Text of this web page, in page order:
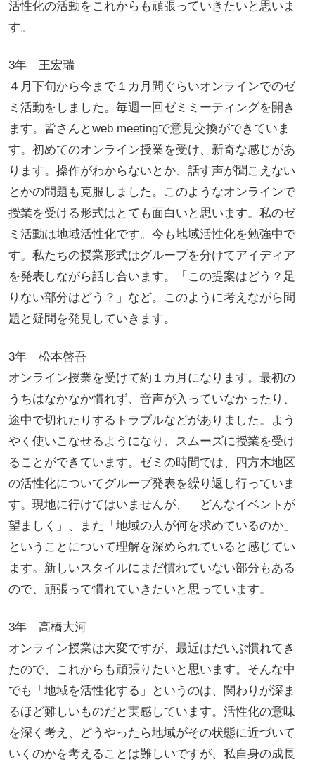
活性化の活動をこれからも頑張っていきたいと思いま
す。
3年 王宏瑞
４月下旬から今まで１カ月間ぐらいオンラインでのゼ
ミ活動をしました。毎週一回ゼミミーティングを開き
ます。皆さんとweb meetingで意見交換ができていま
す。初めてのオンライン授業を受け、新奇な感じがあ
ります。操作がわからないとか、話す声が聞こえない
とかの問題も克服しました。このようなオンラインで
授業を受ける形式はとても面白いと思います。私のゼ
ミ活動は地域活性化です。今も地域活性化を勉強中で
す。私たちの授業形式はグループを分けてアイディア
を発表しながら話し合います。「この提案はどう？足
りない部分はどう？」など。このように考えながら問
題と疑問を発見していきます。
3年 松本啓吾
オンライン授業を受けて約１カ月になります。最初の
うちはなかなか慣れず、音声が入っていなかったり、
途中で切れたりするトラブルなどがありました。よう
やく使いこなせるようになり、スムーズに授業を受け
ることができています。ゼミの時間では、四方木地区
の活性化についてグループ発表を繰り返し行っていま
す。現地に行けてはいませんが、「どんなイベントが
望ましく」、また「地域の人が何を求めているのか」
ということについて理解を深められていると感じてい
ます。新しいスタイルにまだ慣れていない部分もある
ので、頑張って慣れていきたいと思っています。
3年 高橋大河
オンライン授業は大変ですが、最近はだいぶ慣れてき
たので、これからも頑張りたいと思います。そんな中
でも「地域を活性化する」というのは、関わりが深ま
るほど難しいものだと実感しています。活性化の意味
を深く考え、どうやったら地域がその状態に近づいて
いくのかを考えることは難しいですが、私自身の成長